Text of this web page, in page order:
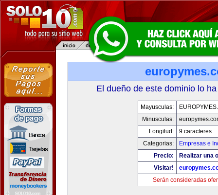
El dueño de este dominio lo
Mayusculas:
Minusculas:
Longitud:
9 caracteres
Categorias:
Empresas e
Precio:
Realizar una
Visitar!
Serán consideradas